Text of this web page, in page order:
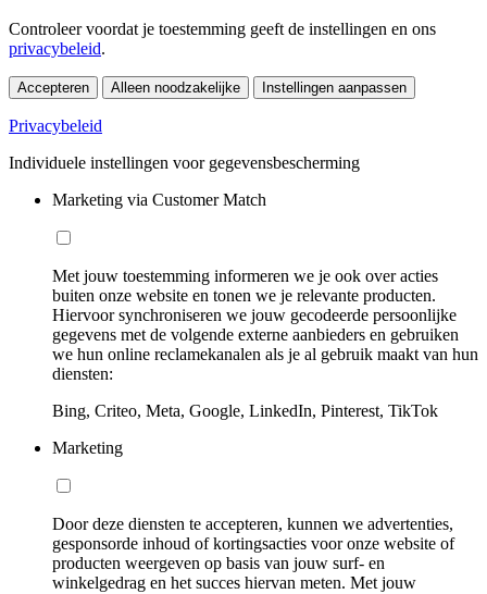
Controleer voordat je toestemming geeft de instellingen en ons
privacybeleid.
Accepteren Alleen noodzakelijke Instellingen aanpassen
Privacybeleid
Individuele instellingen voor gegevensbescherming
Marketing via Customer Match
Met jouw toestemming informeren we je ook over acties
buiten onze website en tonen we je relevante producten.
Hiervoor synchroniseren we jouw gecodeerde persoonlijke
gegevens met de volgende externe aanbieders en gebruiken
we hun online reclamekanalen als je al gebruik maakt van hun
diensten:
Bing, Criteo, Meta, Google, LinkedIn, Pinterest, TikTok
Marketing
Door deze diensten te accepteren, kunnen we advertenties,
gesponsorde inhoud of kortingsacties voor onze website of
producten weergeven op basis van jouw surf- en
winkelgedrag en het succes hiervan meten. Met jouw